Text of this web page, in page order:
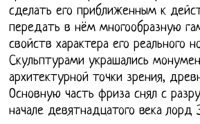
сделать его приближенным к
передать в нём многообразную
свойств характера его реального
Скульптурами украшались
архитектурной точки зрения,
Основную часть фриза снял с
начале девятнадцатого века лорд